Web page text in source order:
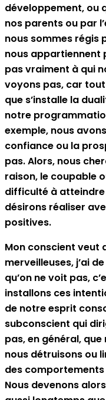
développement, ou
nos parents ou par
nous sommes régis
nous appartiennent
pas vraiment à qui
voyons pas, car tout
que s’installe la
notre
exemple, nous
confiance ou la
pas. Alors, nous
raison, le coupable
difficulté à atteindre
désirons réaliser
positives.
Mon conscient veut
merveilleuses, j’ai
qu’on ne voit pas,
installons ces
de notre esprit
subconscient qui
pas, en général,
nous détruisons ou
des
Nous devenons